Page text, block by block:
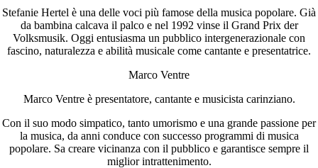
Stefanie Hertel è una delle voci più famose della musica popolare. Già
da bambina calcava il palco e nel 1992 vinse il Grand Prix der
Volksmusik. Oggi entusiasma un pubblico intergenerazionale con
fascino, naturalezza e abilità musicale come cantante e presentatrice.
Marco Ventre
Marco Ventre è presentatore, cantante e musicista carinziano.
Con il suo modo simpatico, tanto umorismo e una grande passione per
la musica, da anni conduce con successo programmi di musica
popolare. Sa creare vicinanza con il pubblico e garantisce sempre il
miglior intrattenimento.